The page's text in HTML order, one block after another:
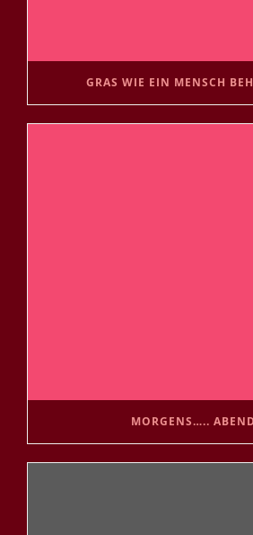
GRAS WIE EIN MENSCH
MORGENS…..